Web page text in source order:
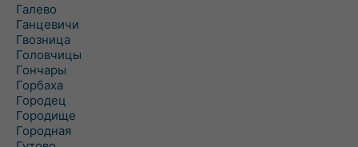
Галево
Ганцевичи
Гвозница
Головчицы
Гончары
Горбаха
Городец
Городище
Городная